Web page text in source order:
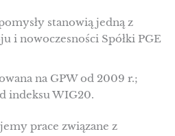
stanowią jedną z
i nowoczesności Spółki PGE
na GPW od 2009 r.;
indeksu WIG20.
prace związane z